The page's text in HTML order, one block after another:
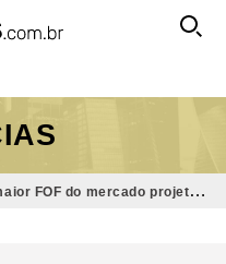
FOF do mercado projeta